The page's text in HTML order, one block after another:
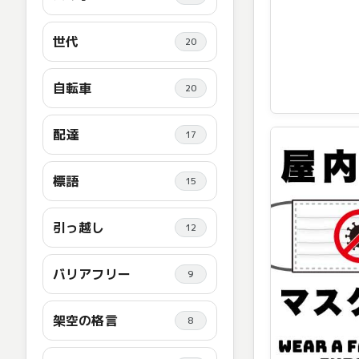
世代 20
自転車 20
配達 17
標語 15
引っ越し 12
バリアフリー 9
架空の格言 8